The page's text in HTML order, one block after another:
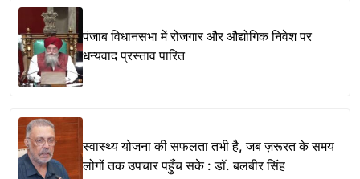
पंजाब विधानसभा में रोजगार और औद्योगिक निवेश पर
धन्यवाद प्रस्ताव पारित
स्वास्थ्य योजना की सफलता तभी है, जब ज़रूरत के समय
लोगों तक उपचार पहुँच सके : डॉ. बलबीर सिंह